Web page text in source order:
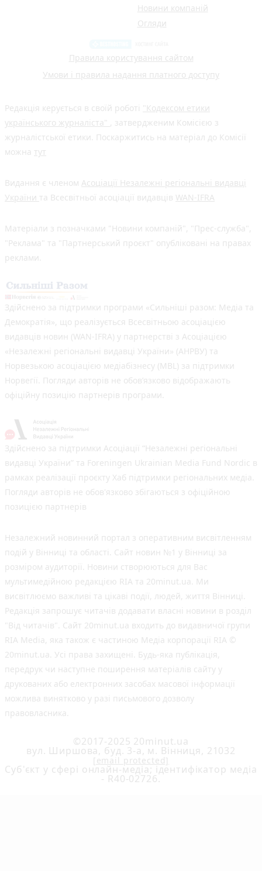
Новини компаній
Огляди
Правила користування сайтом
Умови і правила надання платного доступу
Редакція керується в своїй роботі "Кодексом етики
українського журналіста" , затвердженим Комісією з
журналістської етики. Поскаржитись на матеріал до Комісії
можна тут
Видання є членом Асоціації Незалежні регіональні видавці
України та Всесвітньої асоціації видавців WAN-IFRA
Матеріали з позначками "Новини компаній", "Прес-служба",
"Реклама" та "Партнерський проєкт" опубліковані на правах
реклами.
Здійснено за підтримки програми «Сильніші разом: Медіа та
Демократія», що реалізується Всесвітньою асоціацією
видавців новин (WAN-IFRA) у партнерстві з Асоціацією
«Незалежні регіональні видавці України» (АНРВУ) та
Норвезькою асоціацією медіабізнесу (MBL) за підтримки
Норвегії. Погляди авторів не обов’язково відображають
офіційну позицію партнерів програми.
Здійснено за підтримки Асоціації “Незалежні регіональні
видавці України” та Foreningen Ukrainian Media Fund Nordic в
рамках реалізації проєкту Хаб підтримки регіональних медіа.
Погляди авторів не обов'язково збігаються з офіційною
позицією партнерів
Незалежний новинний портал з оперативним висвітленням
подій у Вінниці та області. Сайт новин №1 у Вінниці за
розміром аудиторії. Новини створюються для Вас
мультимедійною редакцією RIA та 20minut.ua. Ми
висвітлюємо важливі та цікаві події, людей, життя Вінниці.
Редакція запрошує читачів додавати власні новини в розділ
"Від читачів". Сайт 20minut.ua входить до видавничої групи
RIA Media, яка також є частиною Медіа корпорації RIA ©
20minut.ua. Усі права захищені. Будь-яка публiкацiя,
передрук чи наступне поширення матеріалів сайту у
друкованих або електронних засобах масової інформації
можлива винятково у разі письмового дозволу
правовласника.
©2017-2025 20minut.ua
вул. Ширшова, буд. 3-а, м. Вінниця, 21032
[email protected]
Cуб'єкт у сфері онлайн-медіа; ідентифікатор медіа
- R40-02726.